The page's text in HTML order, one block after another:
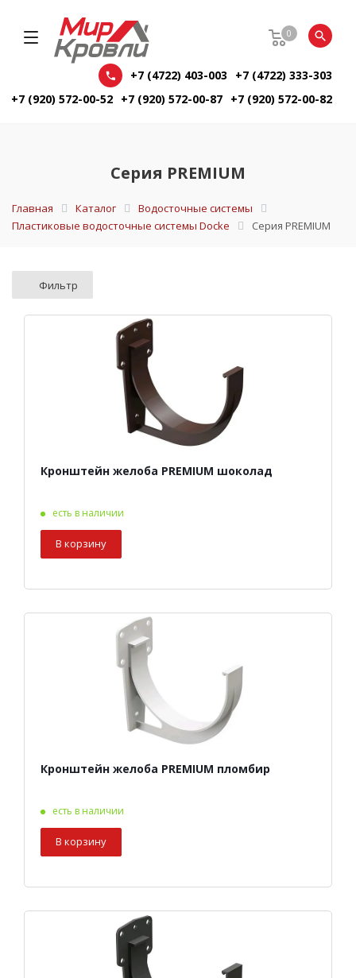
0
+7 (4722) 403-003
+7 (4722) 333-303
+7 (920) 572-00-52 +7 (920) 572-00-87 +7 (920) 572-00-82
Серия PREMIUM
Главная Каталог
Водосточные системы
Пластиковые водосточные системы Docke
Серия PREMIUM
Фильтр
Кронштейн желоба PREMIUM шоколад
есть в наличии
В корзину
Кронштейн желоба PREMIUM пломбир
есть в наличии
В корзину